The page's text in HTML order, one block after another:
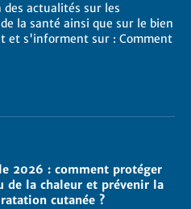
des actualités sur les
la santé ainsi que sur le bien
et s'informent sur : Comment
2026 : comment protéger
de la chaleur et prévenir la
cutanée ?